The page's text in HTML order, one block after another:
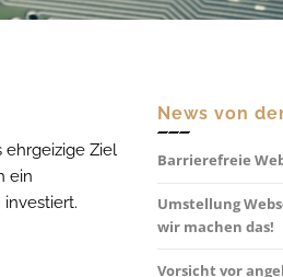
ehrgeizige Ziel
ein
News von
Barrierefreie
Umstellung
wir machen das!
Vorsicht vor